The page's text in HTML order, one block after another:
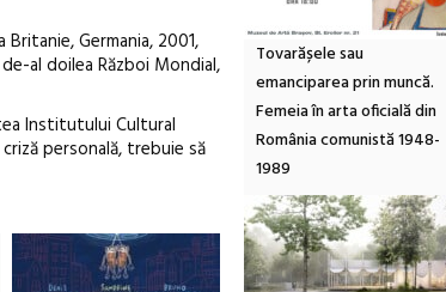
Britanie, Germania, 2001,
al doilea Război Mondial,
Institutului Cultural
personală, trebuie să
Tovarășele sau
emanciparea prin muncă.
Femeia în arta oficială din
România comunistă 1948-
1989